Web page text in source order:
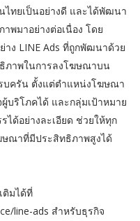
ไทยเป็นอย่างดี และได้พัฒนา
พมาอย่างต่อเนื่อง โดย
ง LINE Ads ที่ถูกพัฒนาด้วย
ภาพในการลงโฆษณาบน
บครัน ตั้งแต่ตำแหน่งโฆษณา
ริโภคได้ และกลุ่มเป้าหมาย
ได้อย่างละเอียด ช่วยให้ทุก
ษณาที่มีประสิทธิภาพสูงได้
ติมได้ที่
line-ads สำหรับธุรกิจ